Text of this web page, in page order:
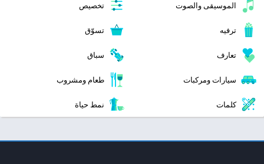
الموسيقى والصوت تخصيص
ترفيه تسوّق
تعارف سباق
سيارات ومركبات طعام ومشروب
كلمات نمط حياة